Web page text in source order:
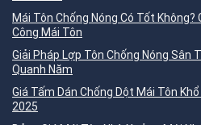
Mái Tôn Chống Nóng Có Tốt Không?
Công Mái Tôn
Giải Pháp Lợp Tôn Chống Nóng Sân
Quanh Năm
Giá Tấm Dán Chống Dột Mái Tôn
2025